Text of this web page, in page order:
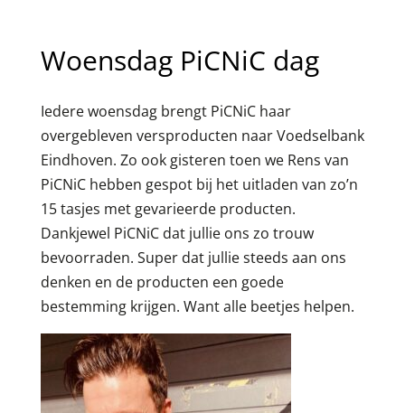
Woensdag PiCNiC dag
Iedere woensdag brengt PiCNiC haar
overgebleven versproducten naar Voedselbank
Eindhoven. Zo ook gisteren toen we Rens van
PiCNiC hebben gespot bij het uitladen van zo’n
15 tasjes met gevarieerde producten.
Dankjewel PiCNiC dat jullie ons zo trouw
bevoorraden. Super dat jullie steeds aan ons
denken en de producten een goede
bestemming krijgen. Want alle beetjes helpen.